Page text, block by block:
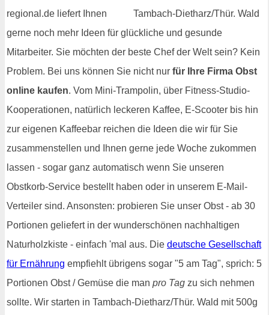
regional.de liefert Ihnen
gerne noch mehr Ideen für glückliche und gesunde
Mitarbeiter. Sie möchten der beste Chef der Welt sein? Kein
Problem. Bei uns können Sie nicht nur für Ihre Firma Obst
online kaufen. Vom Mini-Trampolin, über Fitness-Studio-
Kooperationen, natürlich leckeren Kaffee, E-Scooter bis hin
zur eigenen Kaffeebar reichen die Ideen die wir für Sie
zusammenstellen und Ihnen gerne jede Woche zukommen
lassen - sogar ganz automatisch wenn Sie unseren
Obstkorb-Service bestellt haben oder in unserem E-Mail-
Verteiler sind. Ansonsten: probieren Sie unser Obst - ab 30
Portionen geliefert in der wunderschönen nachhaltigen
Naturholzkiste - einfach 'mal aus. Die deutsche Gesellschaft
für Ernährung empfiehlt übrigens sogar "5 am Tag", sprich: 5
Portionen Obst / Gemüse die man pro Tag zu sich nehmen
sollte. Wir starten in Tambach-Dietharz/Thür. Wald mit 500g